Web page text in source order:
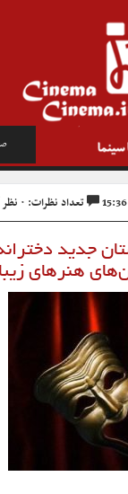
تعداد نظرات: ۰ نظر
جدید
هنرهای